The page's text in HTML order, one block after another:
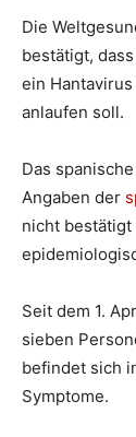
Die
bestätigt,
ein
anlaufen soll.
Das
Angaben der
nicht
Seit dem 1.
sieben
befindet sich
Symptome.